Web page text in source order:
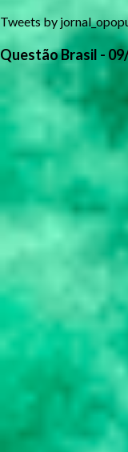
Tweets by
Questão Brasil -